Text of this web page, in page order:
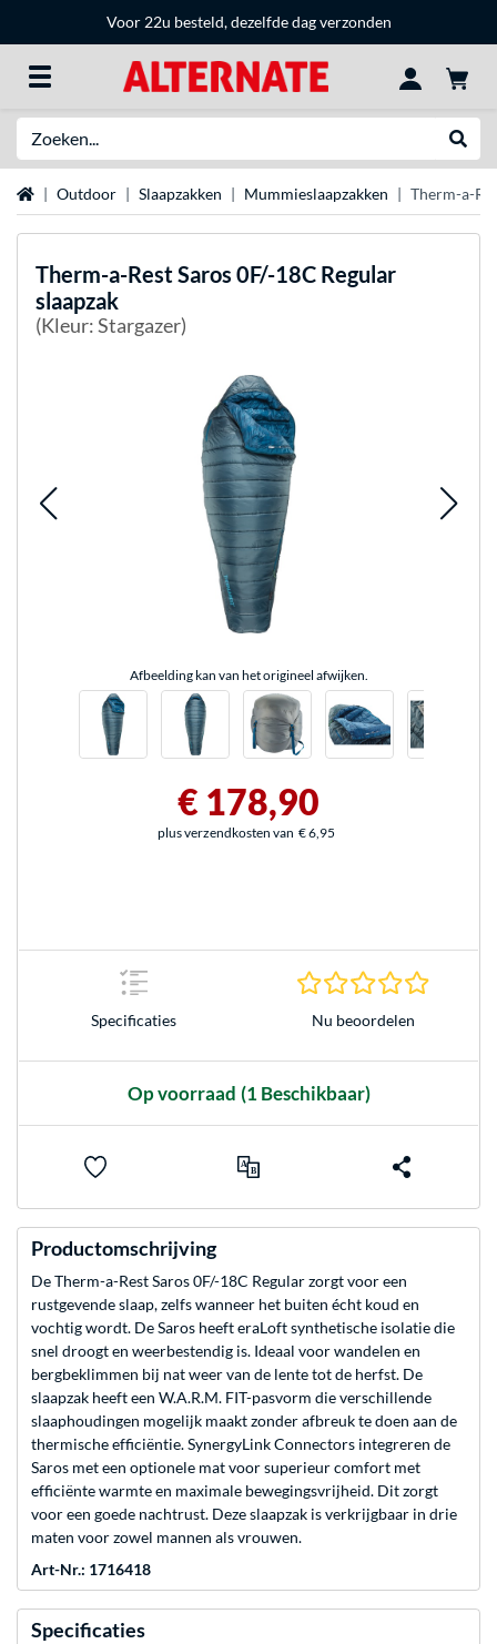
Voor 22u besteld, dezelfde dag verzonden
HomeOutdoor Slaapzakken Mummieslaapzakken Therm-a-
Therm-a-RestSaros 0F/-18C Regular
slaapzak
(Kleur: Stargazer)
Afbeelding kan van het origineel afwijken.
€ 178,90
plus verzendkosten van € 6,95
Specificaties Nu beoordelen
Op voorraad (1 Beschikbaar)
Productomschrijving
De Therm-a-Rest Saros 0F/-18C Regular zorgt voor een
rustgevende slaap, zelfs wanneer het buiten écht koud en
vochtig wordt. De Saros heeft eraLoft synthetische isolatie die
snel droogt en weerbestendig is. Ideaal voor wandelen en
bergbeklimmen bij nat weer van de lente tot de herfst. De
slaapzak heeft een W.A.R.M. FIT-pasvorm die verschillende
slaaphoudingen mogelijk maakt zonder afbreuk te doen aan de
thermische efficiëntie. SynergyLink Connectors integreren de
Saros met een optionele mat voor superieur comfort met
efficiënte warmte en maximale bewegingsvrijheid. Dit zorgt
voor een goede nachtrust. Deze slaapzak is verkrijgbaar in drie
maten voor zowel mannen als vrouwen.
Art-Nr.: 1716418
Specificaties